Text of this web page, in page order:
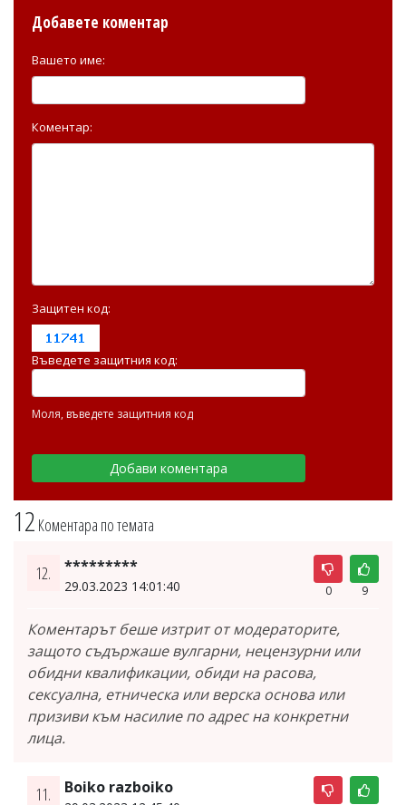
12 Коментара по темата
12. *********
29.03.2023 14:01:40 0 9
Коментарът беше изтрит от модераторите,
защото съдържаше вулгарни, нецензурни или
обидни квалификации, обиди на расова,
сексуална, етническа или верска основа или
призиви към насилие по адрес на конкретни
лица.
11. Boiko razboiko
Добавете коментар
Вашето име:
Коментар:
Защитен код:
Въведете защитния код:
Моля, въведете защитния код